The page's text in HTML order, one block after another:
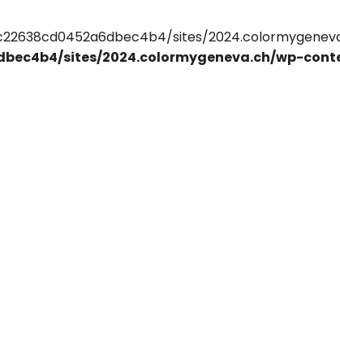
sites/
sites/2024.colormygeneva.ch/wp-